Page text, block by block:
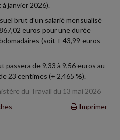
janvier 2026).
brut d'un salarié mensualisé
euros pour une durée
(soit + 43,99 euros
de 9,33 à 9,56 euros au
23 centimes (+ 2,465 %).
du Travail du 13 mai 2026
Imprimer